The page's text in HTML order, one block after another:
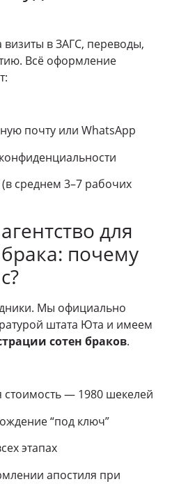
визиты в ЗАГС, переводы,
Всё оформление
почту или WhatsApp
среднем 3–7 рабочих
для
почему
Мы официально
штата Юта и имеем
сотен браков.
— 1980 шекелей
“под ключ”
этапах
апостиля при